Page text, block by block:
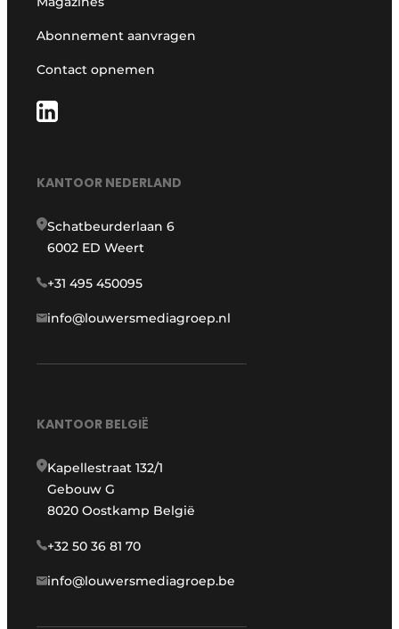
Abonnement aanvragen
Contact opnemen
KANTOOR NEDERLAND
Schatbeurderlaan 6
6002 ED Weert
+31 495 450095
info@louwersmediagroep.nl
KANTOOR BELGIË
Kapellestraat 132/1
Gebouw G
8020 Oostkamp België
+32 50 36 81 70
info@louwersmediagroep.be